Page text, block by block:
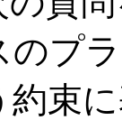
プ
束